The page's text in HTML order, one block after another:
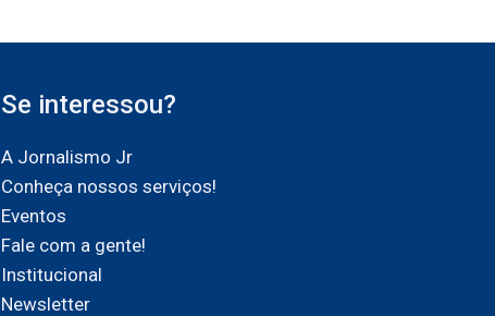
Se interessou?
A Jornalismo Jr
Conheça nossos serviços!
Eventos
Fale com a gente!
Institucional
Newsletter